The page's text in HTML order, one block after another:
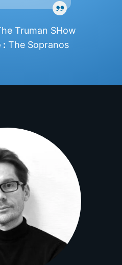
Truman SHow
: The Sopranos